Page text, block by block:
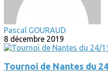
Pascal GOURAUD
8 décembre 2019
Tournoi de Nantes du